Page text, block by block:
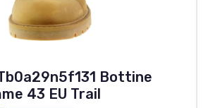
Bottine
43 EU Trail